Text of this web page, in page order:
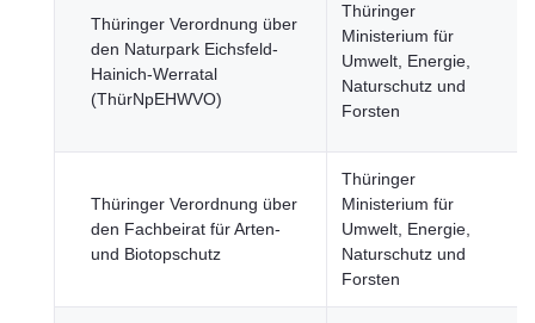
Thüringer Verordnung über
den Naturpark Eichsfeld-
Hainich-Werratal
(ThürNpEHWVO)
Thüringer
Ministerium für
Umwelt, Energie,
Naturschutz und
Forsten
Thüringer Verordnung über
den Fachbeirat für Arten-
und Biotopschutz
Thüringer
Ministerium für
Umwelt, Energie,
Naturschutz und
Forsten